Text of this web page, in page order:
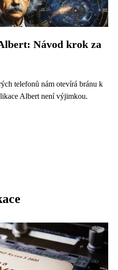
Návod krok za
telefonů nám otevírá bránu k
Albert není výjimkou.